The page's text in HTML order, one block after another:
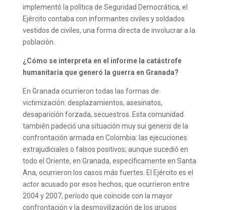
implementó la política de Seguridad Democrática, el
Ejército contaba con informantes civiles y soldados
vestidos de civiles, una forma directa de involucrar a la
población.
¿Cómo se interpreta en el informe la catástrofe
humanitaria que generó la guerra en Granada?
En Granada ocurrieron todas las formas de
victimización: desplazamientos, asesinatos,
desaparición forzada, secuestros. Esta comunidad
también padeció una situación muy sui generis de la
confrontación armada en Colombia: las ejecuciones
extrajudiciales o falsos positivos; aunque sucedió en
todo el Oriente, en Granada, específicamente en Santa
Ana, ocurrieron los casos más fuertes. El Ejército es el
actor acusado por esos hechos, que ocurrieron entre
2004 y 2007, período que coincide con la mayor
confrontación y la desmovilización de los grupos